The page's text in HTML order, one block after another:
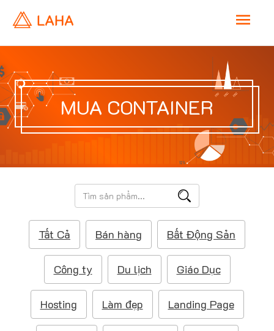
M
a
i
n
n
u
MUA CONTAINER
T
ì
m
i
ế
m
Tất Cả Bán hàng Bất Động Sản
Công ty Du lịch Giáo Dục
Hosting Làm đẹp Landing Page